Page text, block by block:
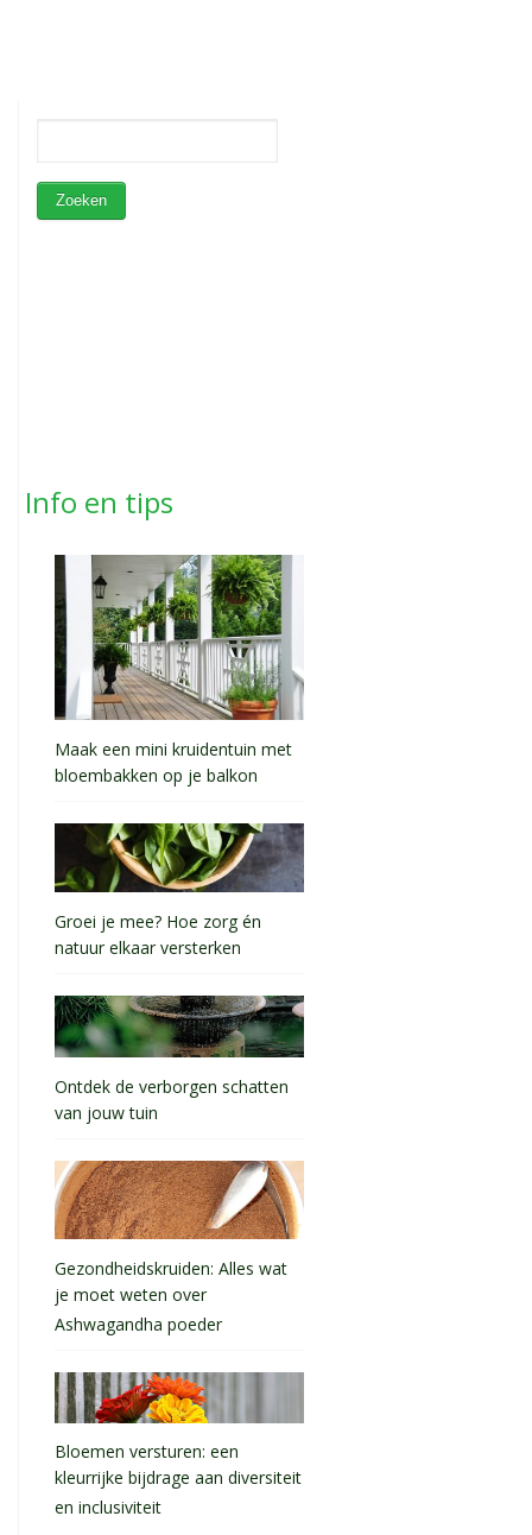
Info en tips
Maak een mini kruidentuin met
bloembakken op je balkon
Groei je mee? Hoe zorg én
natuur elkaar versterken
Ontdek de verborgen schatten
van jouw tuin
Gezondheidskruiden: Alles wat
je moet weten over
Ashwagandha poeder
Bloemen versturen: een
kleurrijke bijdrage aan diversiteit
en inclusiviteit